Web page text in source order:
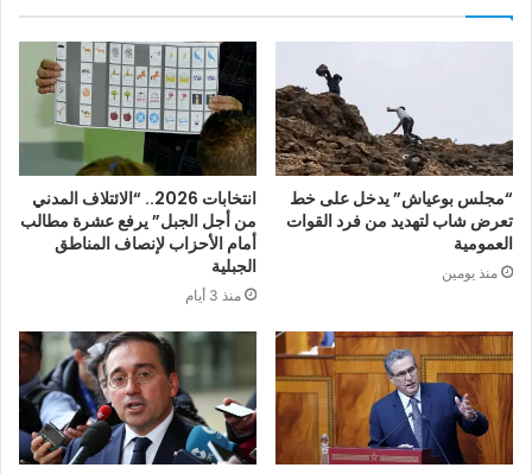
“مجلس بوعياش” يدخل على خط
تعرض شاب لتهديد من فرد القوات
العمومية
منذ يومين
انتخابات 2026.. “الائتلاف المدني
من أجل الجبل” يرفع عشرة مطالب
أمام الأحزاب لإنصاف المناطق
الجبلية
منذ 3 أيام